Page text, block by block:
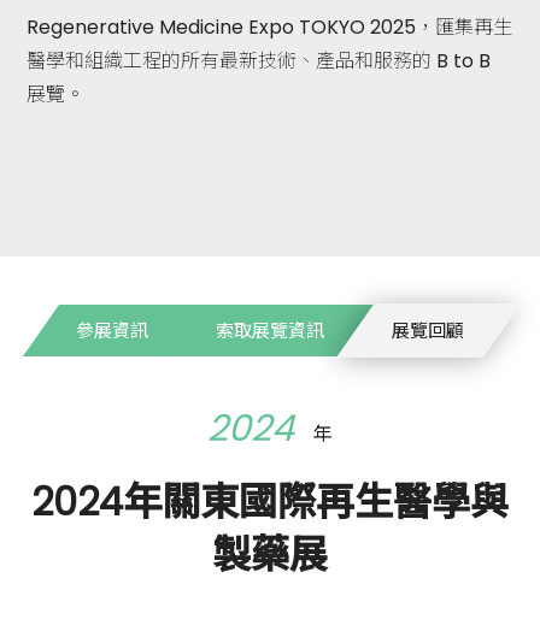
Regenerative Medicine Expo TOKYO 2025，匯集再生
醫學和組織工程的所有最新技術、產品和服務的 B to B
展覽。
參展資訊 索取展覽資訊 展覽回顧
2024 年
2024年關東國際再生醫學與
製藥展